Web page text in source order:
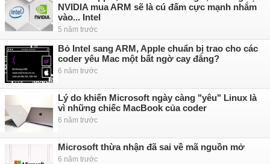
NVIDIA mua ARM sẽ là cú đấm cực mạnh nhắm
vào... Intel
5 năm trước
Bỏ Intel sang ARM, Apple chuẩn bị trao cho các
coder yêu Mac một bất ngờ cay đắng?
6 năm trước
Lý do khiến Microsoft ngày càng "yêu" Linux là
vì những chiếc MacBook của coder
6 năm trước
Microsoft thừa nhận đã sai về mã nguồn mở
6 năm trước